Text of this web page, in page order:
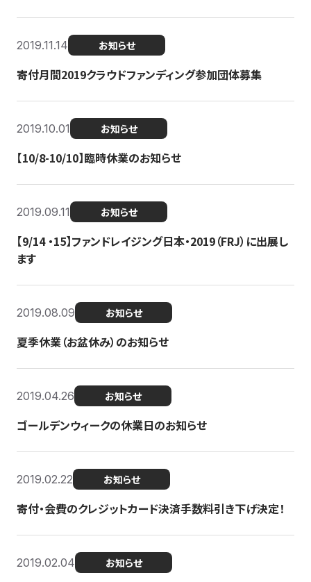
2019.11.14 お知らせ
寄付月間2019クラウドファンディング参加団体募集
2019.10.01 お知らせ
【10/8-10/10】臨時休業のお知らせ
2019.09.11 お知らせ
【9/14 ・15】ファンドレイジング日本・2019（FRJ）に出展し
ます
2019.08.09 お知らせ
夏季休業（お盆休み）のお知らせ
2019.04.26 お知らせ
ゴールデンウィークの休業日のお知らせ
2019.02.22 お知らせ
寄付・会費のクレジットカード決済手数料引き下げ決定！
2019.02.04 お知らせ